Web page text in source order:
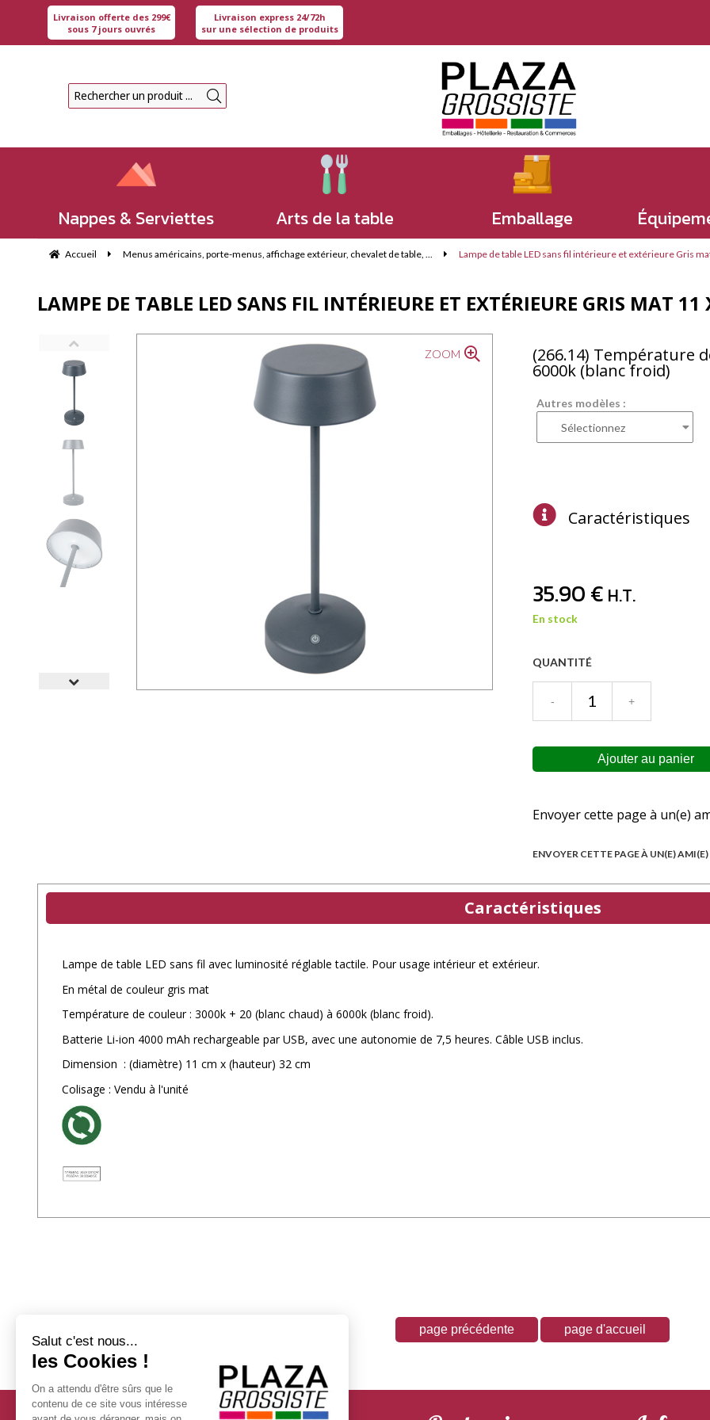
Nappes & Serviettes Arts de la table Emballage
Accueil Menus américains, porte-menus, affichage extérieur, chevalet de table, ... Lampe de table LED sans fil intérieure et extérieure Gris
LAMPE DE TABLE LED SANS FIL INTÉRIEURE ET EXTÉRIEURE GRIS MAT
ZOOM (266.14) Température
6000k (blanc froid)
Autres modèles :
Caractéristiques
35.90€ H.T.
En stock
QUANTITÉ
Envoyer cette page à un(e)
ENVOYER CETTE PAGE À UN(E) AMI(E)
Caractéristiques
Lampe de table LED sans fil avec luminosité réglable tactile. Pour usage intérieur et extérieur.
En métal de couleur gris mat
Température de couleur : 3000k + 20 (blanc chaud) à 6000k (blanc froid).
Batterie Li-ion 4000 mAh rechargeable par USB, avec une autonomie de 7,5 heures. Câble USB inclus.
Dimension : (diamètre) 11 cm x (hauteur) 32 cm
Colisage : Vendu à l'unité
Livraison offerte des 299€
sous 7 jours ouvrés
Livraison express 24/72h
sur une sélection de produits